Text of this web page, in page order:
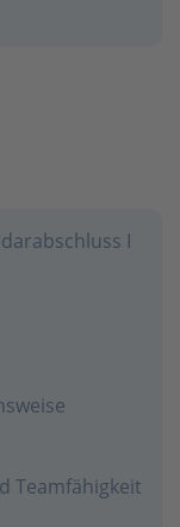
I
Teamfähigkeit